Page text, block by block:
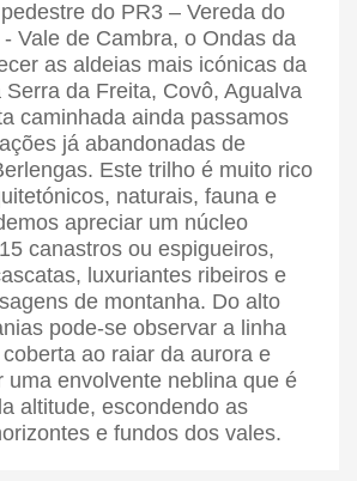
do PR3 – Vereda do
Vale de Cambra, o Ondas da
as aldeias mais icónicas da
da Freita, Covô, Agualva
caminhada ainda passamos
já abandonadas de
Este trilho é muito rico
naturais, fauna e
apreciar um núcleo
canastros ou espigueiros,
luxuriantes ribeiros e
de montanha. Do alto
pode-se observar a linha
ao raiar da aurora e
uma envolvente neblina que é
altitude, escondendo as
e fundos dos vales.